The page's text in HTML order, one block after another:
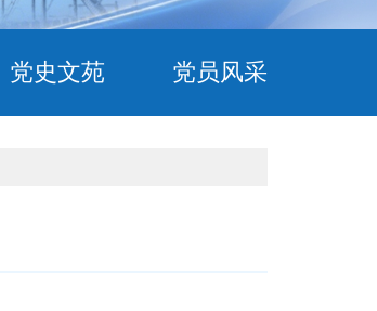
党史文苑 党员风采